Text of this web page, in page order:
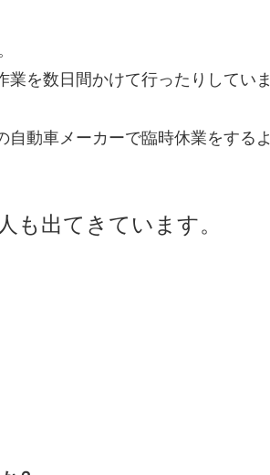
を数日間かけて行ったりしていま
動車メーカーで臨時休業をするよ
も出てきています。